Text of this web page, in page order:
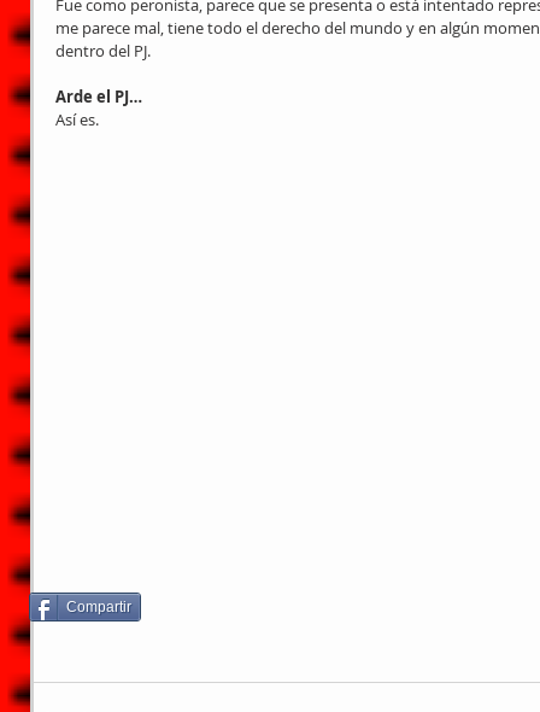
Fue como peronista, parece que se presenta o está intentado
me parece mal, tiene todo el derecho del mundo y en algún
dentro del PJ.
Arde el PJ…
Así es.
Compartir